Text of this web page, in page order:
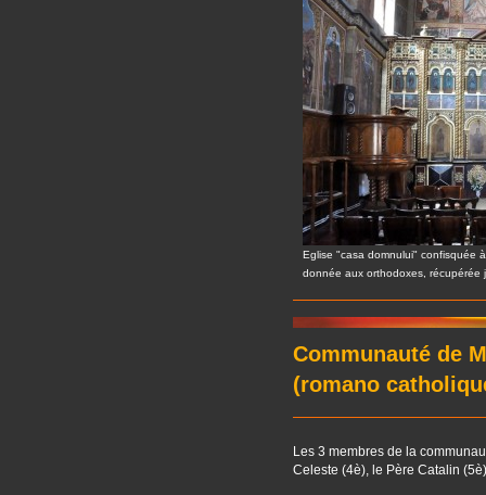
Eglise "casa domnului" confisquée
donnée aux orthodoxes, récupérée
Communauté de
(romano
Les 3 membres de la
Celeste (4è), le Père Catalin